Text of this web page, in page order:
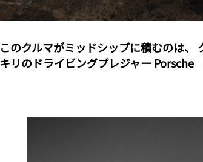
このクルマがミッドシップに積むのは、
キリのドライビングプレジャー